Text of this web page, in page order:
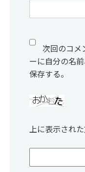
次回のコメ
ーに自分の名
保存する。
上に表示され